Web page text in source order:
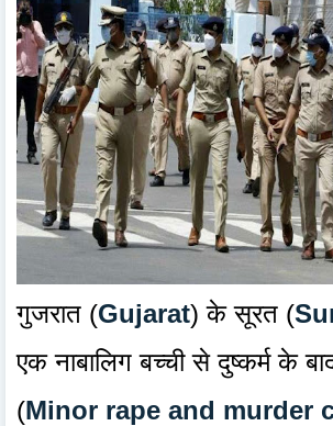
गुजरात (Gujarat) के सूरत (
एक नाबालिग बच्ची से दुष्कर्म के
(Minor rape and murder